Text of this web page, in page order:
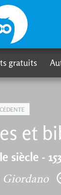
et
siècle -
Giordano
gratuits